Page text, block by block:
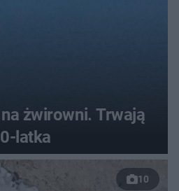
żwirowni. Trwają
latka
10